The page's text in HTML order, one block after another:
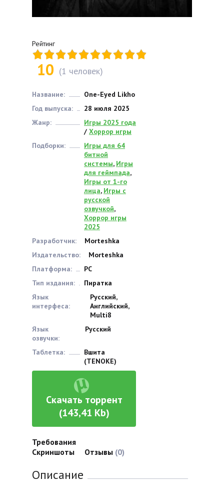
Рейтинг
10 (1 человек)
Название:
One-Eyed Likho
Год выпуска:
28 июля 2025
Жанр:
Игры 2025 года
/ Хоррор игры
Подборки:
Игры для 64
битной
системы, Игры
для геймпада,
Игры от 1-го
лица, Игры с
русской
озвучкой,
Хоррор игры
2025
Разработчик:
Morteshka
Издательство:
Morteshka
Платформа:
PC
Тип издания:
Пиратка
Язык
интерфеса:
Русский,
Английский,
Multi8
Язык
озвучки:
Русский
Таблетка:
Вшита
(TENOKE)
Скачать торрент
(143,41 Kb)
Требования
Скриншоты
Отзывы (0)
Описание